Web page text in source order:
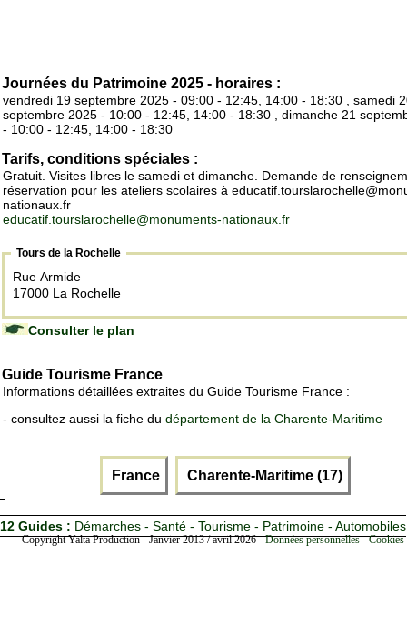
Journées du Patrimoine 2025 - horaires :
vendredi 19 septembre 2025 - 09:00 - 12:45, 14:00 - 18:30 , samedi
septembre 2025 - 10:00 - 12:45, 14:00 - 18:30 , dimanche 21
- 10:00 - 12:45, 14:00 - 18:30
Tarifs, conditions spéciales :
Gratuit. Visites libres le samedi et dimanche. Demande de
réservation pour les ateliers scolaires à
nationaux.fr
educatif.tourslarochelle@monuments-nationaux.fr
Tours de la Rochelle
Rue Armide
17000 La Rochelle
Consulter le plan
Guide Tourisme France
Informations détaillées extraites du Guide Tourisme France :
- consultez aussi la fiche du département de la Charente-Maritime
France Charente-Maritime (17)
12 Guides : Démarches - Santé - Tourisme - Patrimoine - Automobiles
Copyright Yalta Production - Janvier 2013 / avril 2026 -Données personnelles -